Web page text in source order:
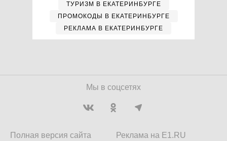
ТУРИЗМ В ЕКАТЕРИНБУРГЕ
ПРОМОКОДЫ В ЕКАТЕРИНБУРГЕ
РЕКЛАМА В ЕКАТЕРИНБУРГЕ
Мы в соцсетях
Полная версия сайта
Реклама на E1.RU